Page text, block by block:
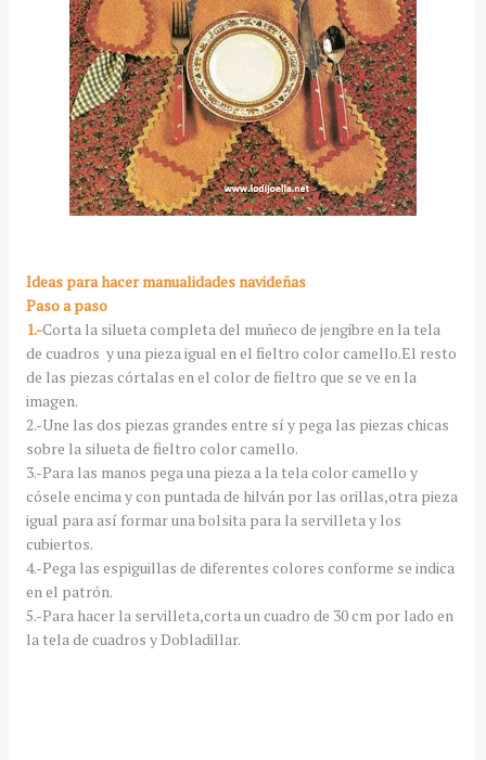
Ideas para hacer manualidades navideñas
Paso a paso
1.-Corta la silueta completa del muñeco de jengibre en la tela
de cuadros y una pieza igual en el fieltro color camello.El resto
de las piezas córtalas en el color de fieltro que se ve en la
imagen.
2.-Une las dos piezas grandes entre sí y pega las piezas chicas
sobre la silueta de fieltro color camello.
3.-Para las manos pega una pieza a la tela color camello y
cósele encima y con puntada de hilván por las orillas,otra pieza
igual para así formar una bolsita para la servilleta y los
cubiertos.
4.-Pega las espiguillas de diferentes colores conforme se indica
en el patrón.
5.-Para hacer la servilleta,corta un cuadro de 30 cm por lado en
la tela de cuadros y Dobladillar.